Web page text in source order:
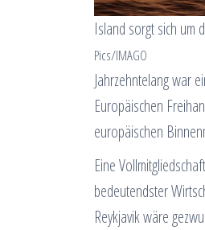
Island sorgt sich um
Pics/IMAGO
Jahrzehntelang war
Europäischen
europäischen
Eine
bedeutendster
Reykjavik wäre